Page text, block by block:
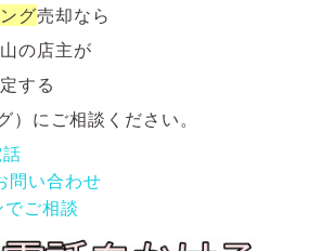
グ売却なら
の店主が
する
）にご相談ください。
問い合わせ
ご相談